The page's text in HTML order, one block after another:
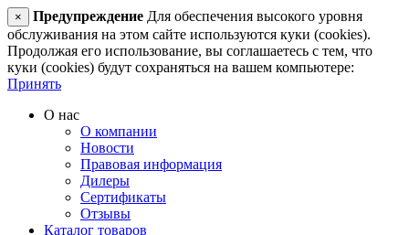
× Предупреждение Для обеспечения высокого уровня
обслуживания на этом сайте используются куки (cookies).
Продолжая его использование, вы соглашаетесь с тем, что
куки (cookies) будут сохраняться на вашем компьютере:
Принять
О нас
О компании
Новости
Правовая информация
Дилеры
Сертификаты
Отзывы
Каталог товаров